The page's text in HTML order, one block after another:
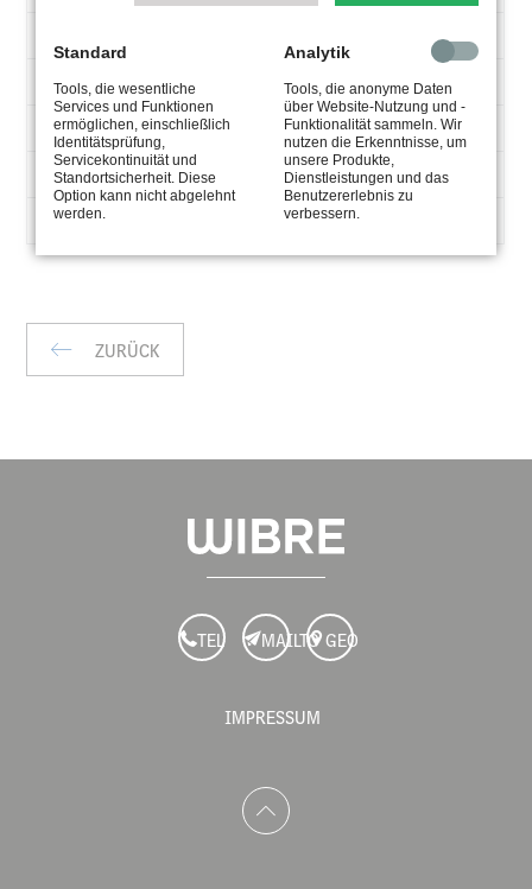
ABMESSUNG
BETRIEBSTEMPERATUR
DMX-Touch-Controller
0,23 kg
86 x 86 x 36 mm
ZURÜCK
TEL MAILTO GEO
IMPRESSUM
Standard
Tools, die wesentliche
Services und Funktionen
ermöglichen, einschließlich
Identitätsprüfung,
Servicekontinuität und
Standortsicherheit. Diese
Option kann nicht abgelehnt
werden.
Analytik
Tools, die anonyme Daten
über Website-Nutzung und -
Funktionalität sammeln. Wir
nutzen die Erkenntnisse, um
unsere Produkte,
Dienstleistungen und das
Benutzererlebnis zu
verbessern.